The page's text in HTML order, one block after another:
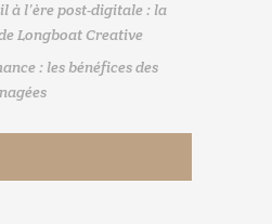
à l’ère post-digitale : la
Longboat Creative
: les bénéfices des